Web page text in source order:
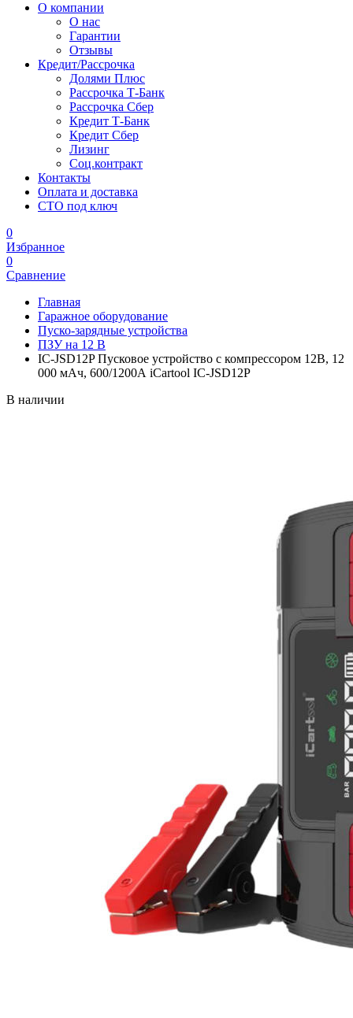
О компании
О нас
Гарантии
Отзывы
Кредит/Рассрочка
Долями Плюс
Рассрочка Т-Банк
Рассрочка Сбер
Кредит Т-Банк
Кредит Сбер
Лизинг
Соц.контракт
Контакты
Оплата и доставка
СТО под ключ
0
Избранное
0
Сравнение
Главная
Гаражное оборудование
Пуско-зарядные устройства
ПЗУ на 12 В
IC-JSD12P Пусковое устройство c компрессором 12В, 12
000 мАч, 600/1200А iCartool IC-JSD12P
В наличии